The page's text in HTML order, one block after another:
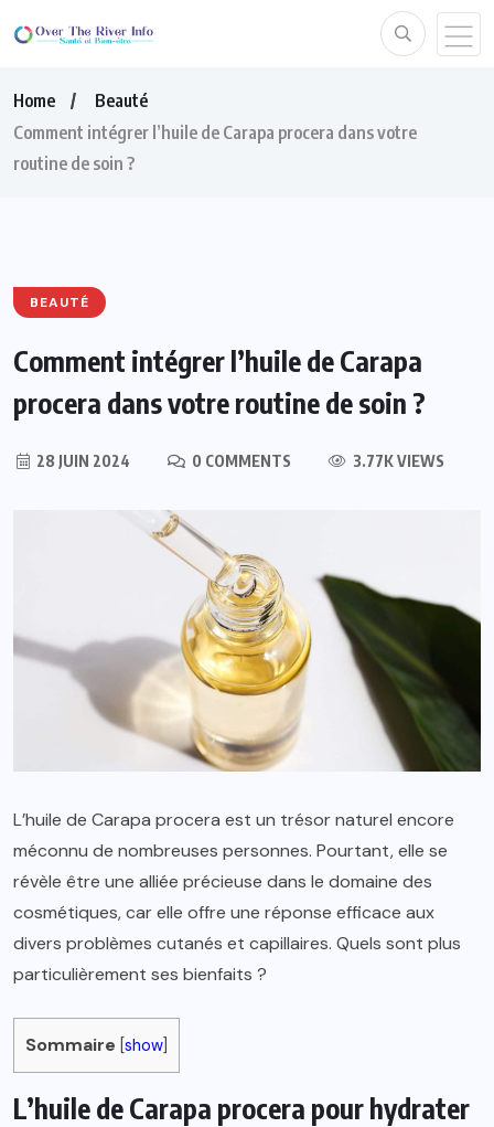
Home
Beauté
Comment intégrer l’huile de Carapa procera dans votre
routine de soin ?
BEAUTÉ
Comment intégrer l’huile de Carapa
procera dans votre routine de soin ?
28 JUIN 2024 0 COMMENTS 3.77K VIEWS
L’huile de Carapa procera est un trésor naturel encore
méconnu de nombreuses personnes. Pourtant, elle se
révèle être une alliée précieuse dans le domaine des
cosmétiques, car elle offre une réponse efficace aux
divers problèmes cutanés et capillaires. Quels sont plus
particulièrement ses bienfaits ?
Sommaire [show
L’huile de Carapa procera pour hydrater